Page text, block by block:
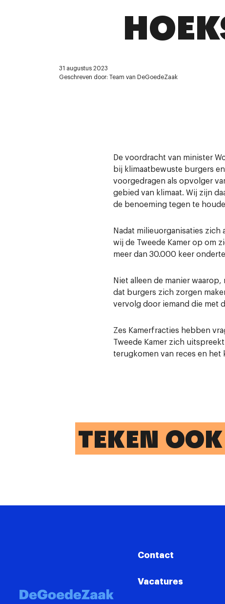
31 augustus 2023
Geschreven door: Team van DeGoedeZaak
De voordracht van minister
bij klimaatbewuste burgers
voorgedragen als opvolger
gebied van klimaat. Wij zijn
de benoeming tegen te
Nadat milieuorganisaties
wij de Tweede Kamer op om
meer dan 30.000 keer
Niet alleen de manier
dat burgers zich zorgen
vervolg door iemand die met
Zes Kamerfracties hebben
Tweede Kamer zich
terugkomen van reces en
TEKEN
Contact
Vacatures